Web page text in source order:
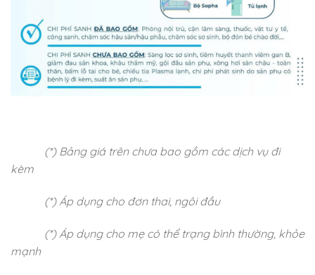
(*) Bảng giá trên chưa bao gồm các dịch vụ đi
kèm
(*) Áp dụng cho đơn thai, ngôi đầu
(*) Áp dụng cho mẹ có thể trạng bình thường, khỏe
mạnh